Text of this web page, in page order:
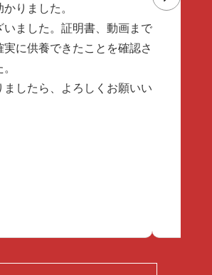
りました。
いました。証明書、動画まで
に供養できたことを確認さ
ましたら、よろしくお願いい